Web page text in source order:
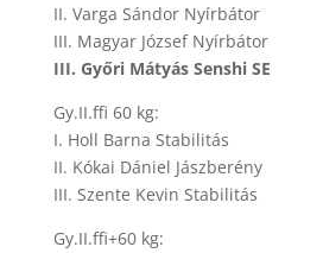
II. Varga Sándor Nyírbátor
III. Magyar József Nyírbátor
III. Győri Mátyás Senshi SE
Gy.II.ffi 60 kg:
I. Holl Barna Stabilitás
II. Kókai Dániel Jászberény
III. Szente Kevin Stabilitás
Gy.II.ffi+60 kg: